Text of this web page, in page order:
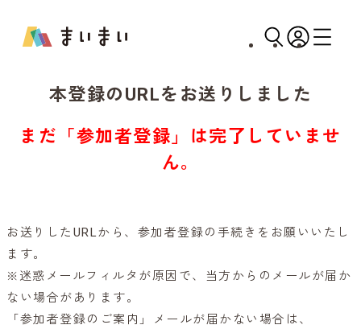
本登録のURLをお送りしました
まだ「参加者登録」は完了していませ
ん。
お送りしたURLから、参加者登録の手続きをお願いいたし
ます。
※迷惑メールフィルタが原因で、当方からのメールが届か
ない場合があります。
「参加者登録のご案内」メールが届かない場合は、